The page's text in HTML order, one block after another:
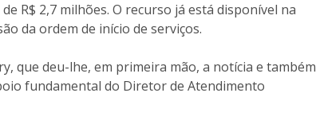
R$ 2,7 milhões. O recurso já está disponível na
da ordem de início de serviços.
que deu-lhe, em primeira mão, a notícia e também
fundamental do Diretor de Atendimento